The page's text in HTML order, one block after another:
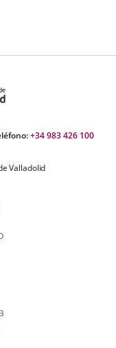
+34 983 426 100
Valladolid